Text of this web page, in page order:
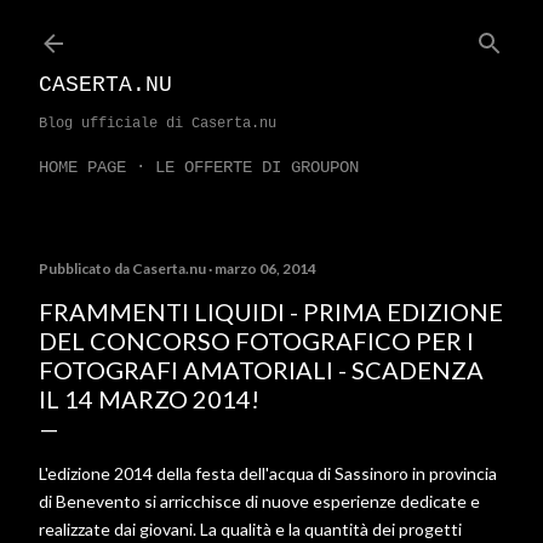
CASERTA.NU
Blog ufficiale di Caserta.nu
HOME PAGE LE OFFERTE DI GROUPON
Pubblicato da Caserta.nu marzo 06, 2014
FRAMMENTI LIQUIDI - PRIMA EDIZIONE
DEL CONCORSO FOTOGRAFICO PER I
FOTOGRAFI AMATORIALI - SCADENZA
IL 14 MARZO 2014!
L'edizione 2014 della festa dell'acqua di Sassinoro in provincia
di Benevento si arricchisce di nuove esperienze dedicate e
realizzate dai giovani. La qualità e la quantità dei progetti